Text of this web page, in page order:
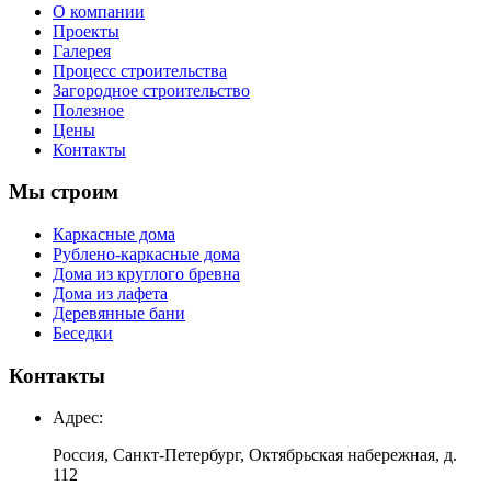
О компании
Проекты
Галерея
Процесс строительства
Загородное строительство
Полезное
Цены
Контакты
Мы строим
Каркасные дома
Рублено-каркасные дома
Дома из круглого бревна
Дома из лафета
Деревянные бани
Беседки
Контакты
Адрес:
Россия, Санкт-Петербург, Октябрьская набережная, д.
112